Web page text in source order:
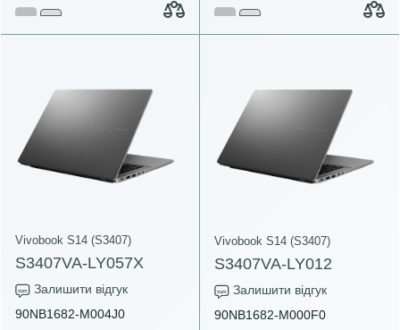
Vivobook S14 (S3407)
S3407VA-LY057X
Залишити відгук
90NB1682-M004J0
Vivobook S14 (S3407)
S3407VA-LY012
Залишити відгук
90NB1682-M000F0